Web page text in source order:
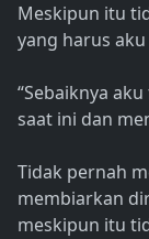
Meskipun itu
yang harus
“Sebaiknya
saat ini dan
Tidak pernah
membiarkan
meskipun itu